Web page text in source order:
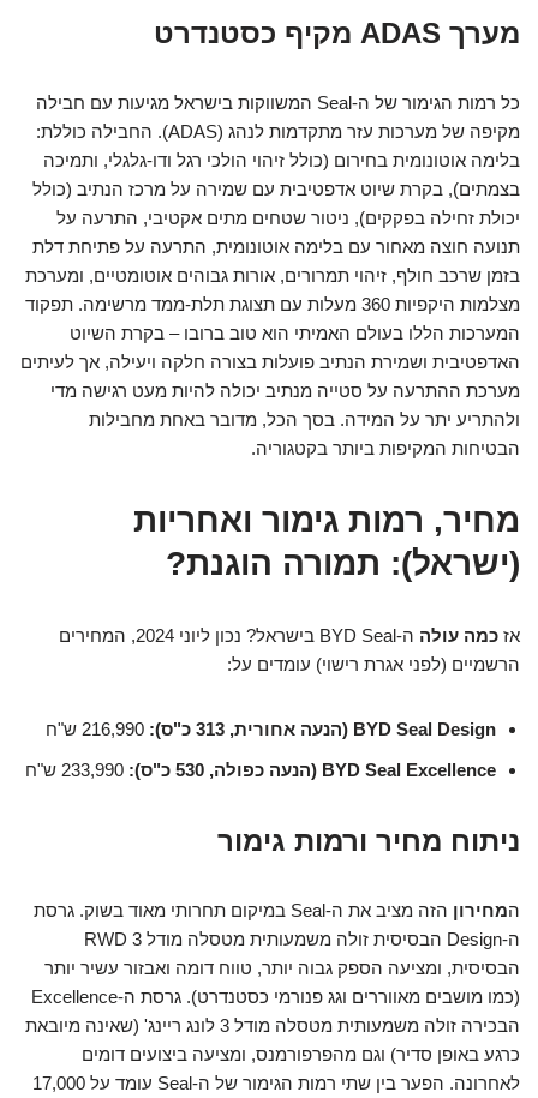
מערך ADAS מקיף כסטנדרט
כל רמות הגימור של ה-Seal המשווקות בישראל מגיעות עם חבילה
מקיפה של מערכות עזר מתקדמות לנהג (ADAS). החבילה כוללת:
בלימה אוטונומית בחירום (כולל זיהוי הולכי רגל ודו-גלגלי, ותמיכה
בצמתים), בקרת שיוט אדפטיבית עם שמירה על מרכז הנתיב (כולל
יכולת זחילה בפקקים), ניטור שטחים מתים אקטיבי, התרעה על
תנועה חוצה מאחור עם בלימה אוטונומית, התרעה על פתיחת דלת
בזמן שרכב חולף, זיהוי תמרורים, אורות גבוהים אוטומטיים, ומערכת
מצלמות היקפיות 360 מעלות עם תצוגת תלת-ממד מרשימה. תפקוד
המערכות הללו בעולם האמיתי הוא טוב ברובו – בקרת השיוט
האדפטיבית ושמירת הנתיב פועלות בצורה חלקה ויעילה, אך לעיתים
מערכת ההתרעה על סטייה מנתיב יכולה להיות מעט רגישה מדי
ולהתריע יתר על המידה. בסך הכל, מדובר באחת מחבילות
הבטיחות המקיפות ביותר בקטגוריה.
מחיר, רמות גימור ואחריות
(ישראל): תמורה הוגנת?
אז כמה עולה
ה-BYD Seal בישראל? נכון ליוני 2024, המחירים
הרשמיים (לפני אגרת רישוי) עומדים על:
BYD Seal Design (הנעה אחורית, 313 כ"ס):
BYD Seal Excellence (הנעה כפולה, 530 כ"ס):
ניתוח מחיר ורמות גימור
המחירון
הזה מציב את ה-Seal במיקום תחרותי מאוד בשוק. גרסת
ה-Design הבסיסית זולה משמעותית מטסלה מודל 3 RWD
הבסיסית, ומציעה הספק גבוה יותר, טווח דומה ואבזור עשיר יותר
(כמו מושבים מאווררים וגג פנורמי כסטנדרט). גרסת ה-Excellence
הבכירה זולה משמעותית מטסלה מודל 3 לונג ריינג' (שאינה מיובאת
כרגע באופן סדיר) וגם מהפרפורמנס, ומציעה ביצועים דומים
לאחרונה. הפער בין שתי רמות הגימור של ה-Seal עומד על 17,000